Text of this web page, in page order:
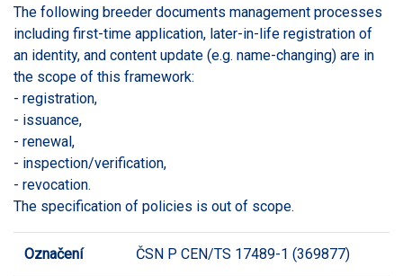
The following breeder documents management processes
including first-time application, later-in-life registration of
an identity, and content update (e.g. name-changing) are in
the scope of this framework:
- registration,
- issuance,
- renewal,
- inspection/verification,
- revocation.
The specification of policies is out of scope.
Označení ČSN P CEN/TS 17489-1 (369877)